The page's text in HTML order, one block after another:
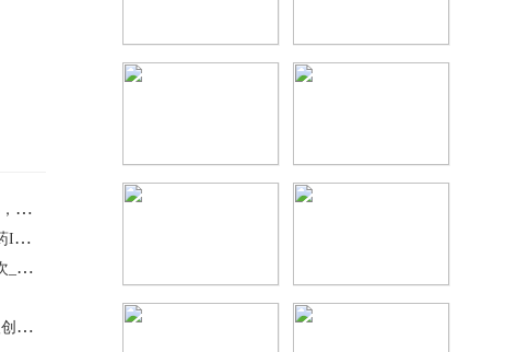
每日简讯:医渡科技(02158.HK)涨超5%，截至发稿，涨4.58%，报5.48港元，成交额2617.21万港元
港股异动 | 诺诚健华(09969)盘中涨超5% CDH17靶向ADC新药ICP-B208完成首例患者给药
7月1日铁路暑运启动以来 全国铁路累计发送旅客已超1亿人次_焦点热闻
村田中国亮相2026慕尼黑上海电子展 四大领域及人形机器人创新方案智启无界新生